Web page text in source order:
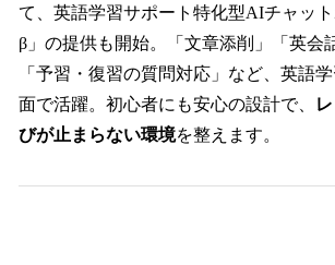
て、英語学習サポート特化型AIチャッ
β」の提供も開始。「文章添削」「英会
「予習・復習の質問対応」など、英語
面で活躍。初心者にも安心の設計で、
びが止まらない環境を整えます。